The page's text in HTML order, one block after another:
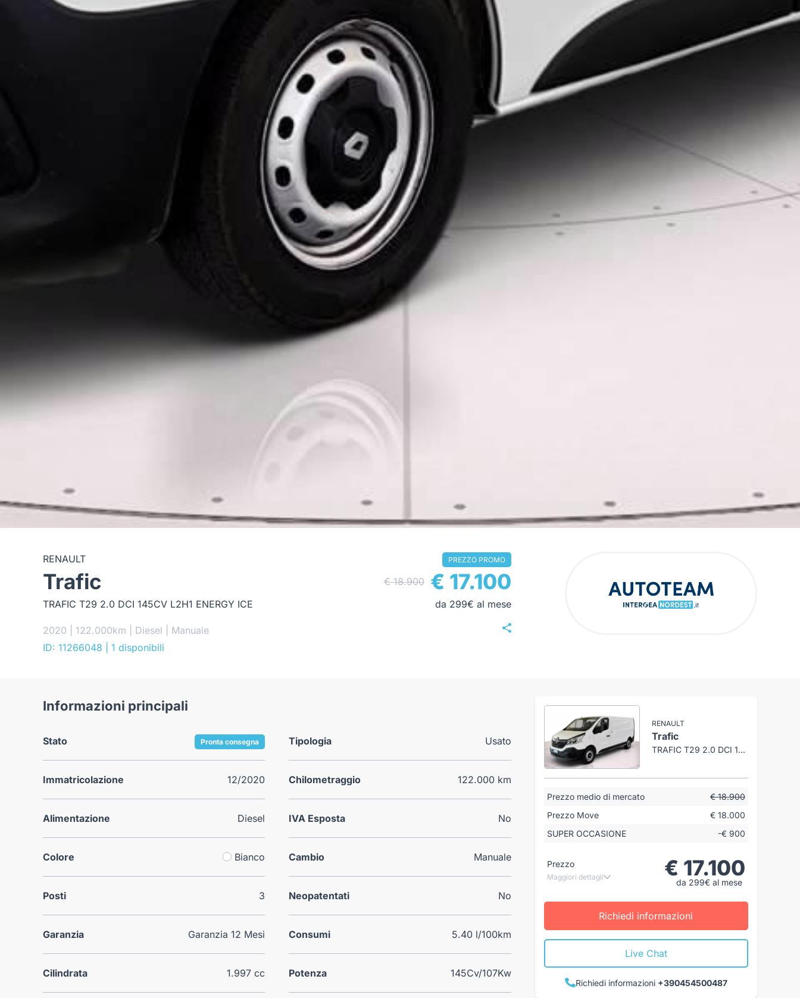
RENAULT
Trafic
TRAFIC T29 2.0 DCI 145CV L2H1 ENERGY ICE
2020 | 122.000km | Diesel | Manuale
ID: 11266048
| 1 disponibili
PREZZO PROMO
€ 18.900 € 17.100
da 299€ al mese
Informazioni principali
Stato Pronta consegna Tipologia Usato
Immatricolazione 12/2020 Chilometraggio 122.000 km
Alimentazione Diesel IVA Esposta No
Colore Bianco Cambio Manuale
Posti 3 Neopatentati No
Garanzia Garanzia 12 Mesi Consumi 5.40 l/100km
Cilindrata 1.997 cc Potenza 145Cv/107Kw
RENAULT
Trafic
TRAFIC T29 2.0 DCI 145CV L2H1 ENERGY ICE
Prezzo medio di mercato
€ 18.900
Prezzo Move
€ 18.000
SUPER OCCASIONE
-€ 900
Prezzo
Maggiori dettagli € 17.100
da 299€ al mese
Richiedi informazioni
Live Chat
Richiedi informazioni +390454500487